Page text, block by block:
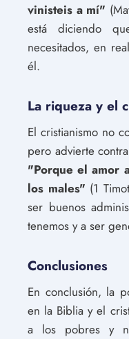
vinisteis a mí"
está diciendo
necesitados, en
él.
La riqueza y el
El cristianismo no
pero advierte
"Porque el amor
los males" (1
ser buenos
tenemos y a ser
Conclusiones
En conclusión, la
en la Biblia y el
a los pobres y